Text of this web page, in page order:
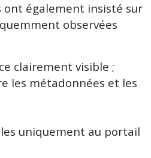
ont également insisté sur
observées
clairement visible ;
les métadonnées et les
uniquement au portail